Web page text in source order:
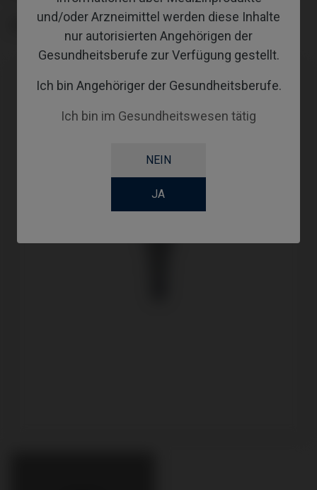
und/oder Arzneimittel werden diese Inhalte
nur autorisierten Angehörigen der
Gesundheitsberufe zur Verfügung gestellt.
Ich bin Angehöriger der Gesundheitsberufe.
Ich bin im Gesundheitswesen tätig
NEIN
JA
GINGIVALHEIGHT